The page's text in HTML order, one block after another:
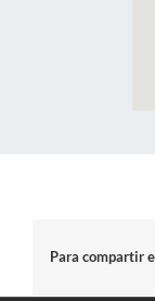
Para compartir